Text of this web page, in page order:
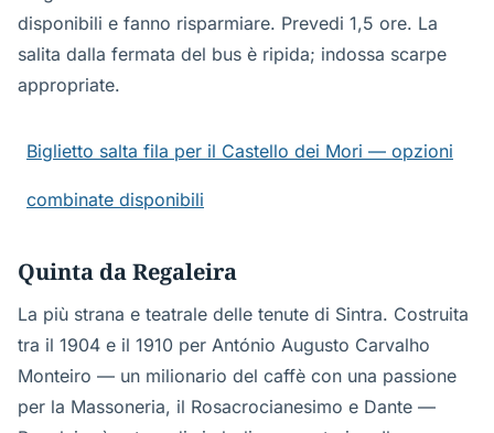
disponibili e fanno risparmiare. Prevedi 1,5 ore. La
salita dalla fermata del bus è ripida; indossa scarpe
appropriate.
Biglietto salta fila per il Castello dei Mori — opzioni
combinate disponibili
Quinta da Regaleira
La più strana e teatrale delle tenute di Sintra. Costruita
tra il 1904 e il 1910 per António Augusto Carvalho
Monteiro — un milionario del caffè con una passione
per la Massoneria, il Rosacrocianesimo e Dante —